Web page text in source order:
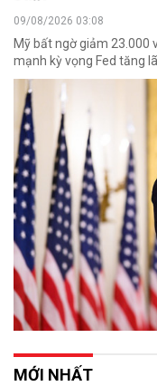
09/08/2026 03:08
Mỹ bất ngờ giảm 23.000
mạnh kỳ vọng Fed tăng
MỚI NHẤT